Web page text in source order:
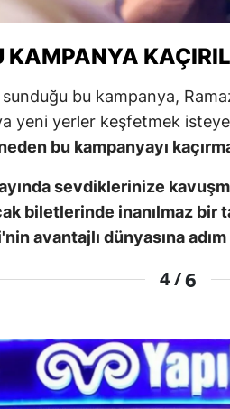
Van
Yozgat
Aksaray
Bayburt
Karaman
Kırıkkale
Bartın
Ardahan
KAMPANYA
sunduğu bu kampanya,
yeni yerler keşfetmek
bu kampanyayı
sevdiklerinize
biletlerinde inanılmaz bir
avantajlı dünyasına
4 /6